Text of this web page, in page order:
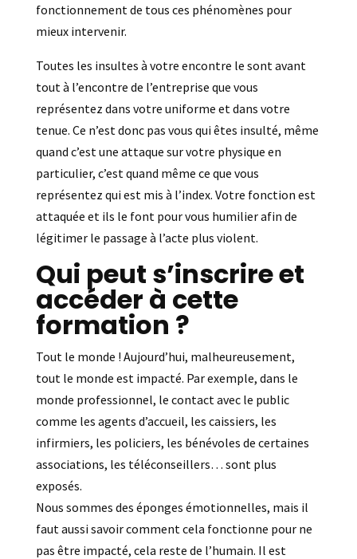
fonctionnement de tous ces phénomènes pour
mieux intervenir.
Toutes les insultes à votre encontre le sont avant
tout à l’encontre de l’entreprise que vous
représentez dans votre uniforme et dans votre
tenue. Ce n’est donc pas vous qui êtes insulté, même
quand c’est une attaque sur votre physique en
particulier, c’est quand même ce que vous
représentez qui est mis à l’index. Votre fonction est
attaquée et ils le font pour vous humilier afin de
légitimer le passage à l’acte plus violent.
Qui peut s’inscrire et
accéder à cette
formation ?
Tout le monde ! Aujourd’hui, malheureusement,
tout le monde est impacté. Par exemple, dans le
monde professionnel, le contact avec le public
comme les agents d’accueil, les caissiers, les
infirmiers, les policiers, les bénévoles de certaines
associations, les téléconseillers… sont plus
exposés.
Nous sommes des éponges émotionnelles, mais il
faut aussi savoir comment cela fonctionne pour ne
pas être impacté, cela reste de l’humain. Il est